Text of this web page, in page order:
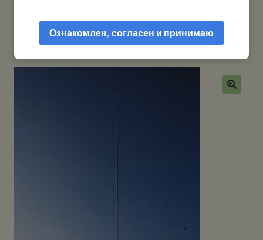
Мой аккаунт
дальнобойщиков
Alan ENERGY 5/8 — антенна базовая 27 МГц
Ознакомлен, согласен и принимаю